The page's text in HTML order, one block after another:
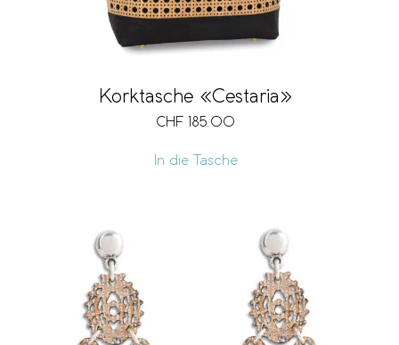
Korktasche «Cestaria»
CHF 185.00
In die Tasche